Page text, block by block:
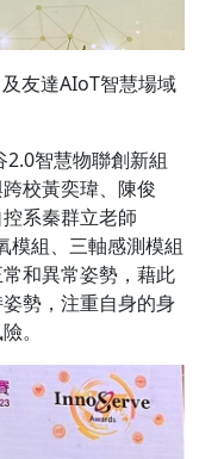
友達AIoT智慧場域
2.0智慧物聯創新組
校黃奕瑋、陳俊
系秦群立老師
模組、三軸感測模組
和異常姿勢，藉此
勢，注重自身的身
。